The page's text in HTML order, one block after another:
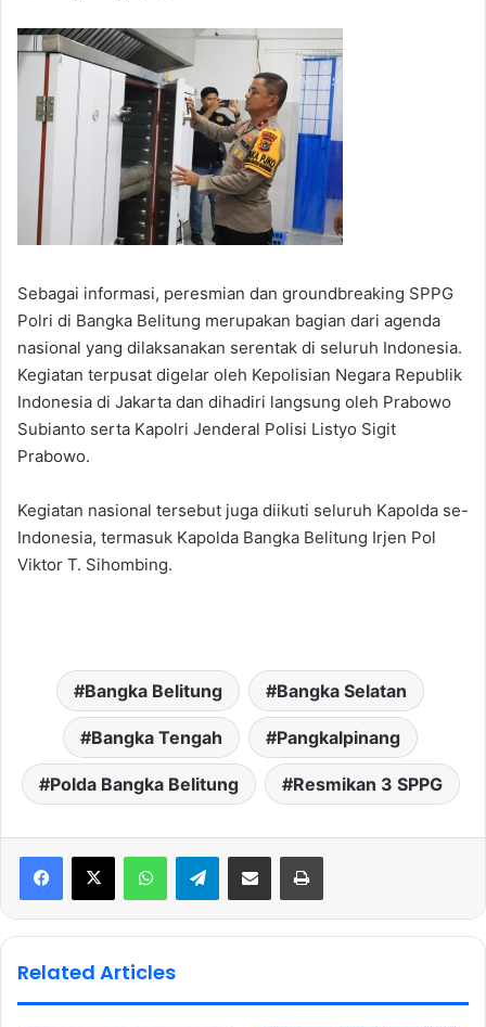
Sebagai informasi, peresmian dan groundbreaking SPPG
Polri di Bangka Belitung merupakan bagian dari agenda
nasional yang dilaksanakan serentak di seluruh Indonesia.
Kegiatan terpusat digelar oleh Kepolisian Negara Republik
Indonesia di Jakarta dan dihadiri langsung oleh Prabowo
Subianto serta Kapolri Jenderal Polisi Listyo Sigit
Prabowo.
Kegiatan nasional tersebut juga diikuti seluruh Kapolda se-
Indonesia, termasuk Kapolda Bangka Belitung Irjen Pol
Viktor T. Sihombing.
Bangka Belitung Bangka Selatan
Bangka Tengah Pangkalpinang
Polda Bangka Belitung Resmikan 3 SPPG
WhatsAppTelegramShare via Email Print
Related Articles